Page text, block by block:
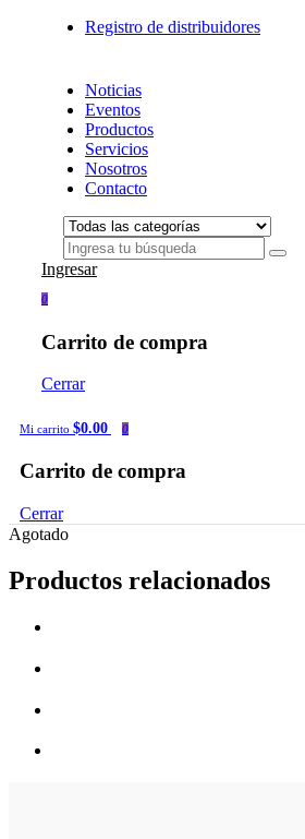
Registro de distribuidores
Noticias
Eventos
Productos
Servicios
Nosotros
Contacto
Ingresar
0
Carrito de compra
Cerrar
Mi carrito $0.00 0
Carrito de compra
Cerrar
Agotado
Productos relacionados